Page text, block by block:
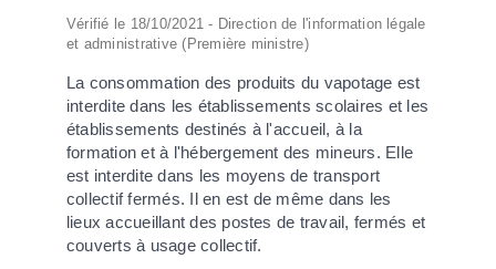
Vérifié le 18/10/2021 - Direction de l'information légale
et administrative (Première ministre)
La consommation des produits du vapotage est
interdite dans les établissements scolaires et les
établissements destinés à l'accueil, à la
formation et à l'hébergement des mineurs. Elle
est interdite dans les moyens de transport
collectif fermés. Il en est de même dans les
lieux accueillant des postes de travail, fermés et
couverts à usage collectif.